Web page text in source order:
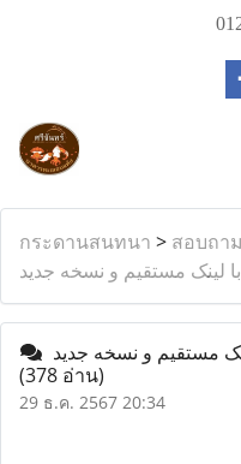
กระดานสนทนา > สอบถา
لینک مستقیم و نسخه جدید
مستقیم و نسخه جدید
(378 อ่าน)
29 ธ.ค. 2567 20:34